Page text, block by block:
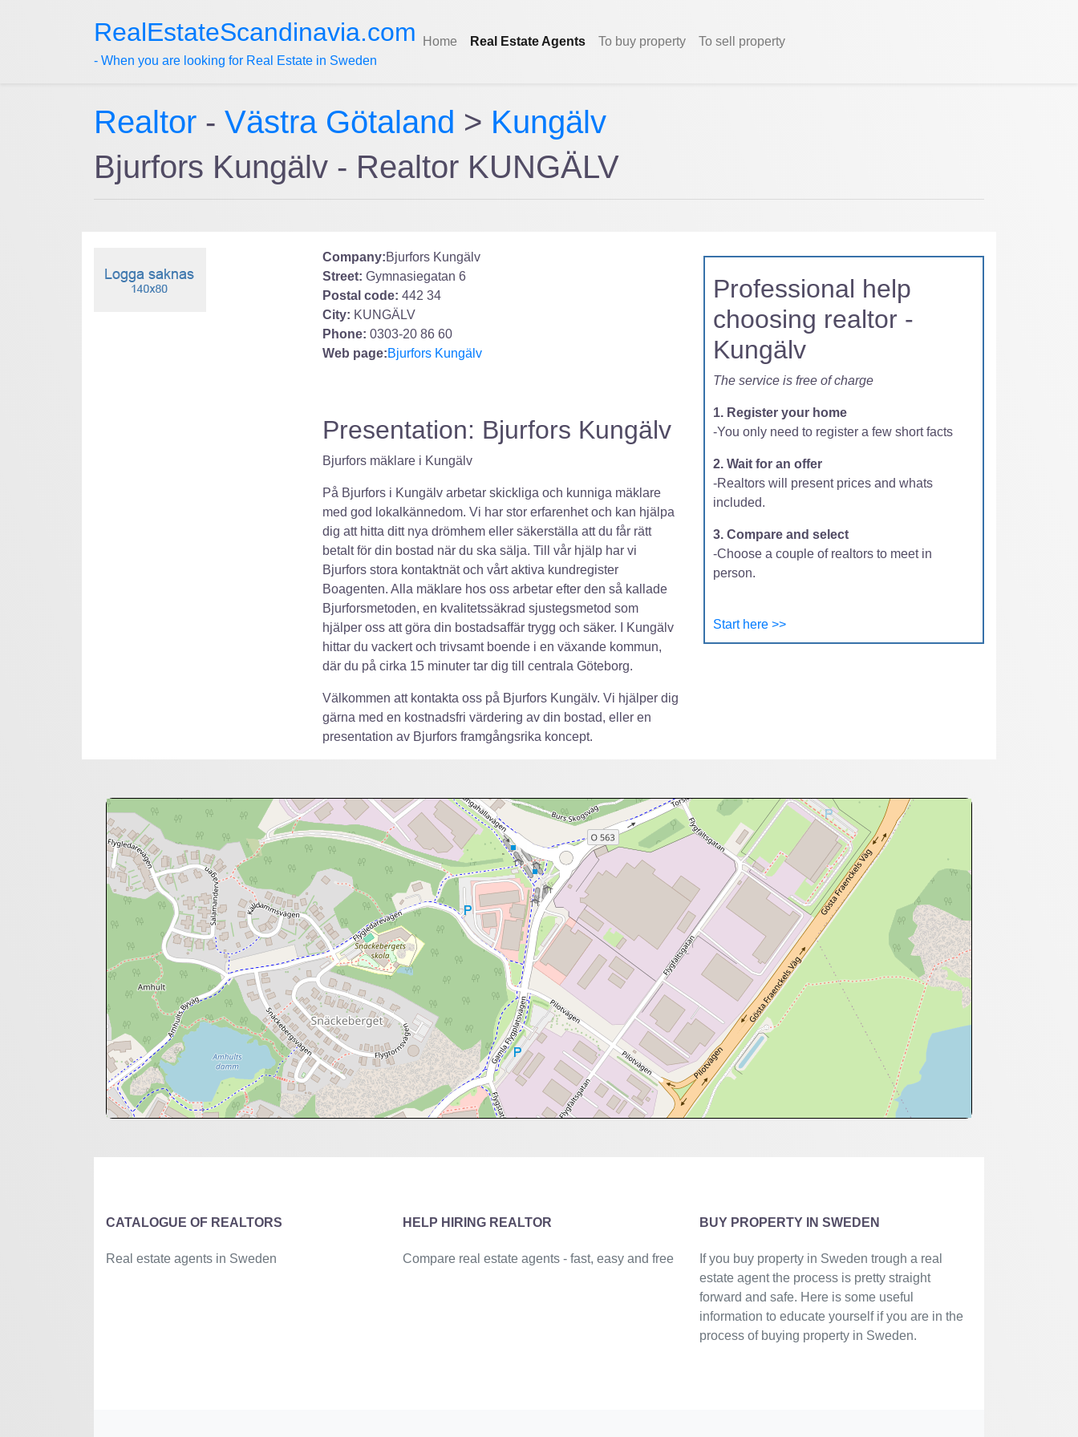
RealEstateScandinavia.com
- When you are looking for Real Estate in Sweden
Home Real Estate Agents To buy property To sell property
Realtor - Västra Götaland > Kungälv
Bjurfors Kungälv - Realtor KUNGÄLV
Company:Bjurfors Kungälv
Street: Gymnasiegatan 6
Postal code: 442 34
City: KUNGÄLV
Phone: 0303-20 86 60
Web page:Bjurfors Kungälv
Presentation: Bjurfors Kungälv
Bjurfors mäklare i Kungälv
På Bjurfors i Kungälv arbetar skickliga och kunniga mäklare
med god lokalkännedom. Vi har stor erfarenhet och kan hjälpa
dig att hitta ditt nya drömhem eller säkerställa att du får rätt
betalt för din bostad när du ska sälja. Till vår hjälp har vi
Bjurfors stora kontaktnät och vårt aktiva kundregister
Boagenten. Alla mäklare hos oss arbetar efter den så kallade
Bjurforsmetoden, en kvalitetssäkrad sjustegsmetod som
hjälper oss att göra din bostadsaffär trygg och säker. I Kungälv
hittar du vackert och trivsamt boende i en växande kommun,
där du på cirka 15 minuter tar dig till centrala Göteborg.
Välkommen att kontakta oss på Bjurfors Kungälv. Vi hjälper dig
gärna med en kostnadsfri värdering av din bostad, eller en
presentation av Bjurfors framgångsrika koncept.
Professional help
choosing realtor -
Kungälv
The service is free of charge
1. Register your home
-You only need to register a few short facts
2. Wait for an offer
-Realtors will present prices and whats
included.
3. Compare and select
-Choose a couple of realtors to meet in
person.
Start here >>
CATALOGUE OF REALTORS
Real estate agents in Sweden
HELP HIRING REALTOR
Compare real estate agents - fast, easy and free
BUY PROPERTY IN SWEDEN
If you buy property in Sweden trough a real
estate agent the process is pretty straight
forward and safe. Here is some useful
information to educate yourself if you are in the
process of buying property in Sweden.